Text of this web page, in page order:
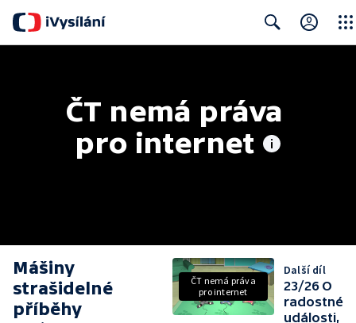
ČT nemá práva
pro internet
Mášiny
strašidelné
příběhy
ČT nemá práva
pro internet
Další díl
23/26 O
radostné
události,